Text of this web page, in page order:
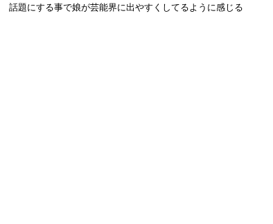
話題にする事で娘が芸能界に出やすくしてるように感じる